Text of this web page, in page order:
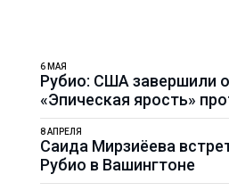
Рубио: США завершили
«Эпическая ярость»
6 МАЯ
Саида Мирзиёева
Рубио в Вашингтоне
8 АПРЕЛЯ